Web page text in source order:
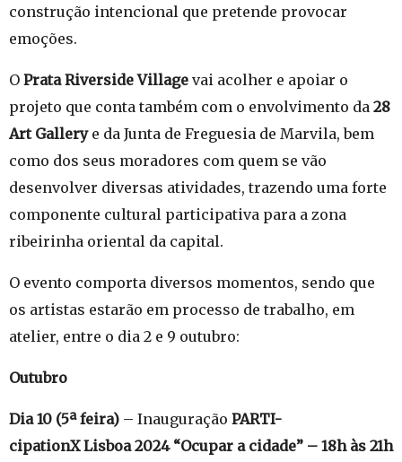
construção intencional que pretende provocar
emoções.
O Prata Riverside Village vai acolher e apoiar o
projeto que conta também com o envolvimento da 28
Art Gallerye da Junta de Freguesia de Marvila, bem
como dos seus moradores com quem se vão
desenvolver diversas atividades, trazendo uma forte
componente cultural participativa para a zona
ribeirinha oriental da capital.
O evento comporta diversos momentos, sendo que
os artistas estarão em processo de trabalho, em
atelier, entre o dia 2 e 9 outubro:
Outubro
Dia 10 (5ª feira) – Inauguração PARTI-
cipationX Lisboa 2024 “Ocupar a cidade” – 18h às 21h